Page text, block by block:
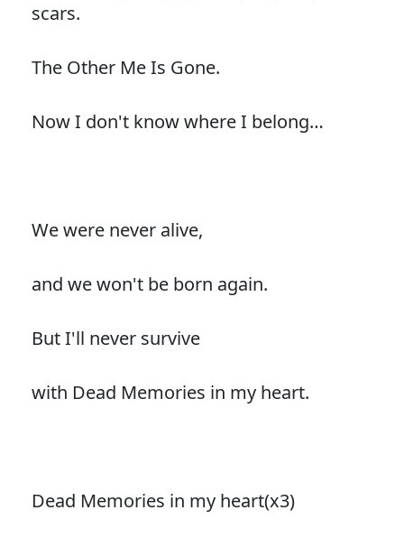
scars.
The Other Me Is Gone.
Now I don't know where I belong…
We were never alive,
and we won't be born again.
But I'll never survive
with Dead Memories in my heart.
Dead Memories in my heart(x3)